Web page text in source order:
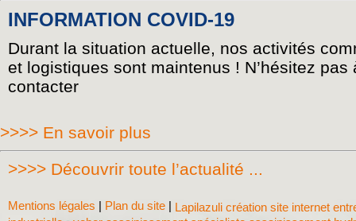
INFORMATION COVID-19
Durant la situation actuelle, nos activités
et logistiques sont maintenus ! N’hésitez pas
contacter
>>>> En savoir plus
>>>> Découvrir toute l’actualité ...
Mentions légales | Plan du site | Lapilazuli création site internet